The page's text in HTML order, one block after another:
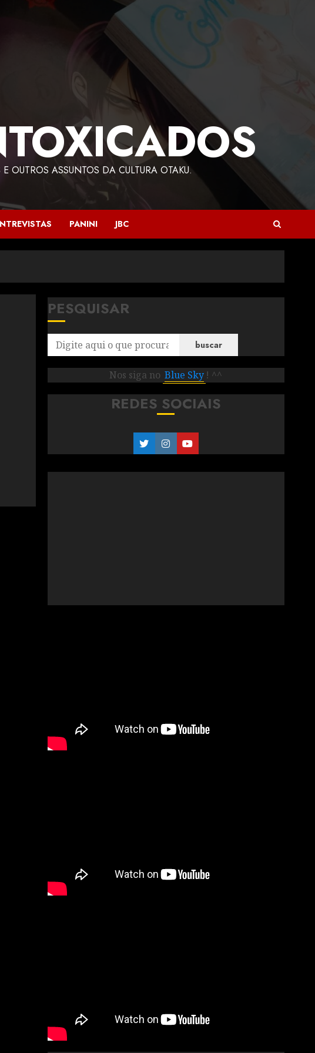
ASSUNTOS DA CULTURA OTAKU.
PANINI JBC
PESQUISAR
buscar
Nos siga no Blue Sky ! ^^
REDES SOCIAIS